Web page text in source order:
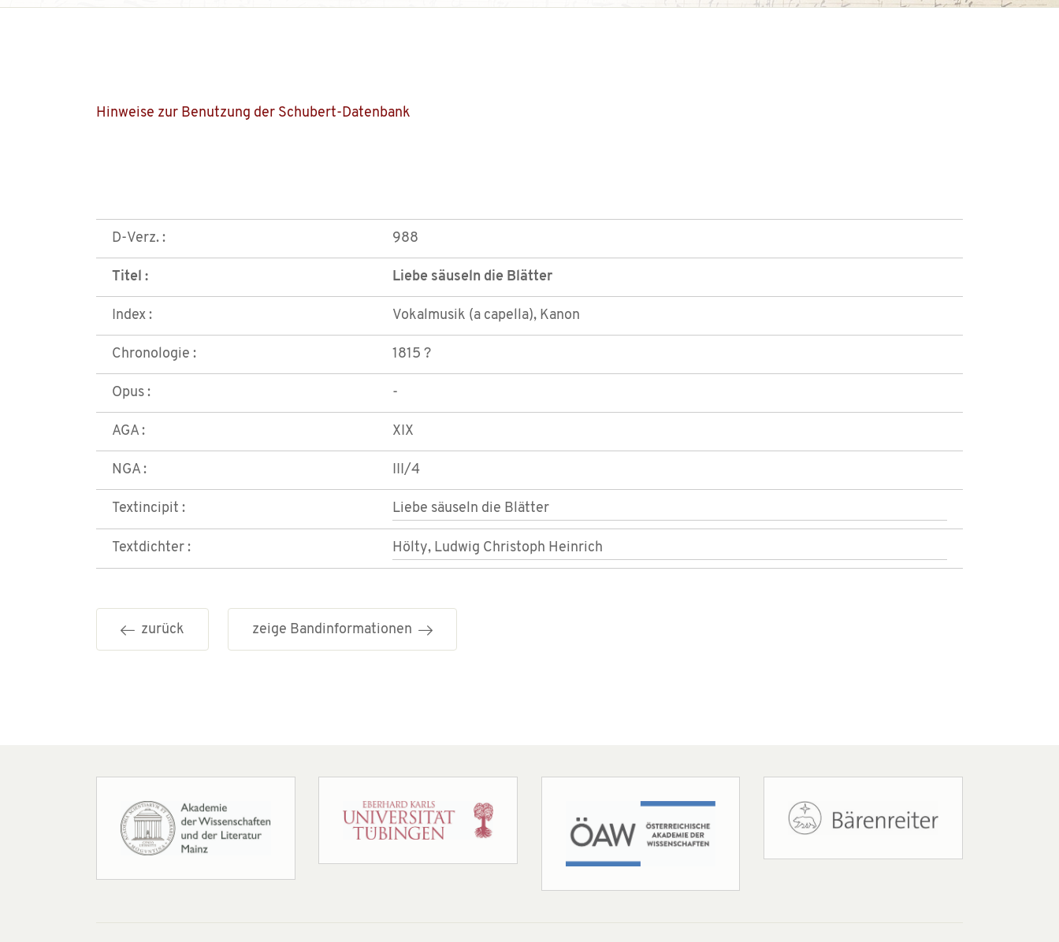
Hinweise zur Benutzung der Schubert-Datenbank
D-Verz. : 988
Titel : Liebe säuseln die Blätter
Index : Vokalmusik (a capella), Kanon
Chronologie : 1815 ?
Opus : -
AGA : XIX
NGA : III/4
Textincipit : Liebe säuseln die Blätter
Textdichter : Hölty, Ludwig Christoph Heinrich
zurück zeige Bandinformationen